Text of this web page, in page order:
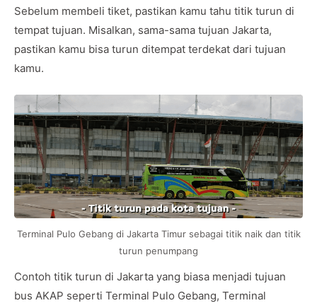
Sebelum membeli tiket, pastikan kamu tahu titik turun di
tempat tujuan. Misalkan, sama-sama tujuan Jakarta,
pastikan kamu bisa turun ditempat terdekat dari tujuan
kamu.
Terminal Pulo Gebang di Jakarta Timur sebagai titik naik dan titik
turun penumpang
Contoh titik turun di Jakarta yang biasa menjadi tujuan
bus AKAP seperti Terminal Pulo Gebang, Terminal